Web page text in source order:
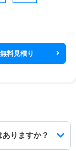
無料見積り
りますか？